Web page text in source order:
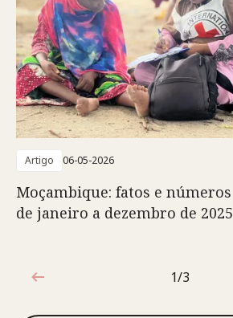
Artigo 06-05-2026
Moçambique: fatos e números
de janeiro a dezembro de 2025
1 de 3
1/3